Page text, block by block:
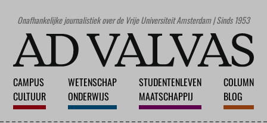
Onafhankelijke journalistiek over de Vrije Universiteit Amsterdam | Sinds 1953
CAMPUS
CULTUUR
WETENSCHAP
ONDERWIJS
STUDENTENLEVEN
MAATSCHAPPIJ
COLUMN
BLOG